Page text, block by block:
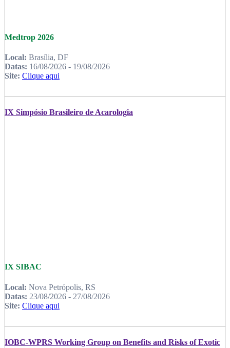
Medtrop 2026
Local: Brasília, DF
Datas: 16/08/2026 - 19/08/2026
Site: Clique aqui
IX Simpósio Brasileiro de Acarologia
IX SIBAC
Local: Nova Petrópolis, RS
Datas: 23/08/2026 - 27/08/2026
Site: Clique aqui
IOBC-WPRS Working Group on Benefits and Risks of Exotic